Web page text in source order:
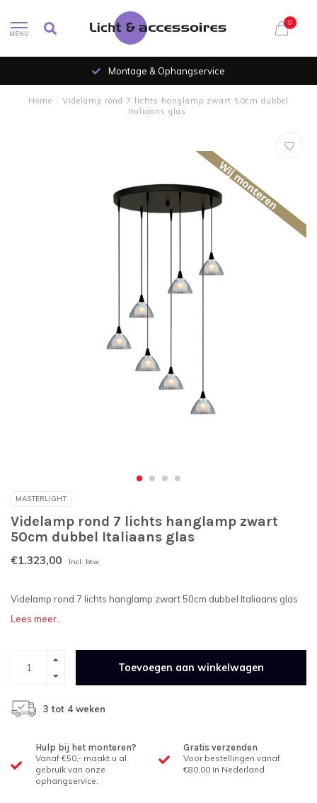
MENU
0
Montage & Ophangservice
Home / Videlamp rond 7 lichts hanglamp zwart 50cm dubbel
Italiaans glas
MASTERLIGHT
Videlamp rond 7 lichts hanglamp zwart
50cm dubbel Italiaans glas
€1.323,00 Incl. btw
Videlamp rond 7 lichts hanglamp zwart 50cm dubbel Italiaans glas
Lees meer..
Toevoegen aan winkelwagen
3 tot 4 weken
Hulp bij het monteren?
Vanaf €50,- maakt u al
gebruik van onze
ophangservice.
Gratis verzenden
Voor bestellingen vanaf
€80,00 in Nederland